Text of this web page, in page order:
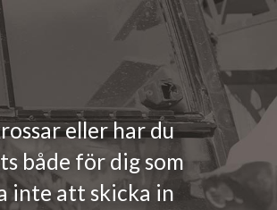
eller har du
både för dig som
inte att skicka in